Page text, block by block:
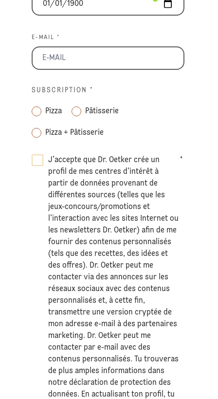
E-MAIL *
SUBSCRIPTION *
Pizza Pâtisserie
Pizza + Pâtisserie
J’accepte que Dr. Oetker crée un
profil de mes centres d’intérêt à
partir de données provenant de
différentes sources (telles que les
jeux-concours/promotions et
l’interaction avec les sites Internet ou
les newsletters Dr. Oetker) afin de me
fournir des contenus personnalisés
(tels que des recettes, des idées et
des offres). Dr. Oetker peut me
contacter via des annonces sur les
réseaux sociaux avec des contenus
personnalisés et, à cette fin,
transmettre une version cryptée de
mon adresse e-mail à des partenaires
marketing. Dr. Oetker peut me
contacter par e-mail avec des
contenus personnalisés. Tu trouveras
de plus amples informations dans
notre déclaration deprotection des
données. En actualisant ton profil, tu
*